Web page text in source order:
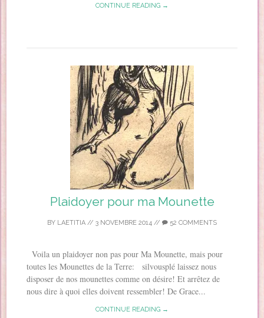
CONTINUE READING →
Plaidoyer pour ma Mounette
BY LAETITIA // 3 NOVEMBRE 2014 // 52 COMMENTS
Voila un plaidoyer non pas pour Ma Mounette, mais pour
toutes les Mounettes de la Terre: silvousplé laissez nous
disposer de nos mounettes comme on désire! Et arrêtez de
nous dire à quoi elles doivent ressembler! De Grace...
CONTINUE READING →